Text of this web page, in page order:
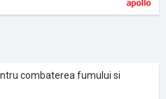
combaterea fumului si